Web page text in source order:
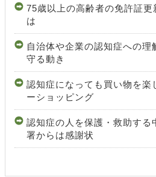
75歳以上の高齢者の免許証更
は
自治体や企業の認知症への理
守る動き
認知症になっても買い物を楽
ーショッピング
認知症の人を保護・救助する
署からは感謝状